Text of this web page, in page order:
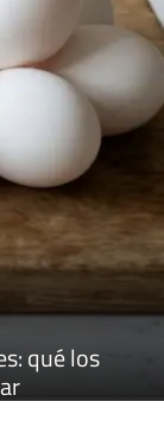
qué los